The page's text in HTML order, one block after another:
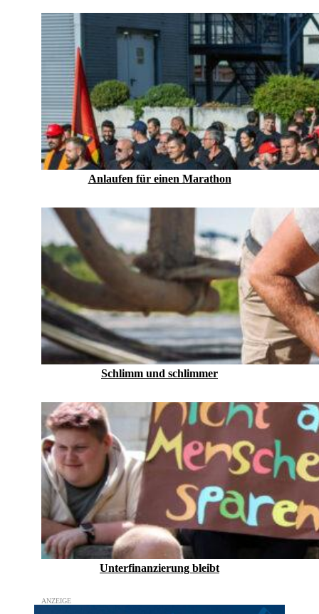
Anlaufen für einen Marathon
Schlimm und schlimmer
Unterfinanzierung bleibt